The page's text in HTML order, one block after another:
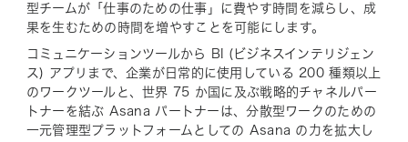
型チームが「仕事のための仕事」に費やす時間を減らし、成
果を生むための時間を増やすことを可能にします。
コミュニケーションツールから BI (ビジネスインテリジェン
ス) アプリまで、企業が日常的に使用している 200 種類以上
のワークツールと、世界 75 か国に及ぶ戦略的チャネルパー
トナーを結ぶ Asana パートナーは、分散型ワークのための
一元管理型プラットフォームとしての Asana の力を拡大し